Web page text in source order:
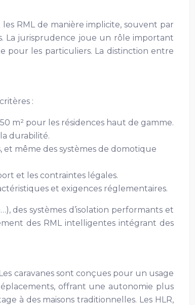
RML de manière implicite, souvent par
La jurisprudence joue un rôle important
pour les particuliers. La distinction entre
:
m² pour les résidences haut de gamme.
durabilité.
et même des systèmes de domotique
et les contraintes légales.
et exigences réglementaires.
des systèmes d’isolation performants et
des RML intelligentes intégrant des
caravanes sont conçues pour un usage
offrant une autonomie plus
à des maisons traditionnelles. Les HLR,